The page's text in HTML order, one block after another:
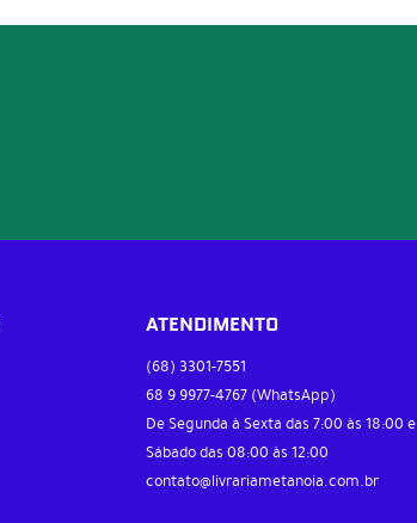
ATENDIMENTO
(68) 3301-7551
68 9 9977-4767 (WhatsApp)
De Segunda à Sexta das 7:00 às 18:00 e
Sábado das 08:00 às 12:00
contato@livrariametanoia.com.br